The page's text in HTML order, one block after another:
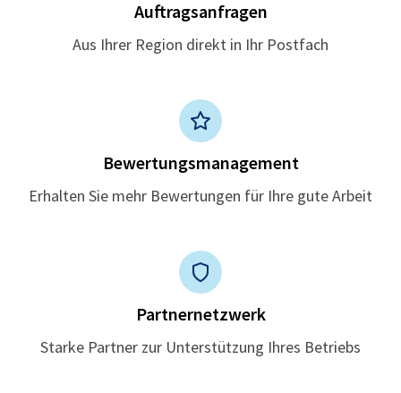
Auftragsanfragen
Aus Ihrer Region direkt in Ihr Postfach
Bewertungsmanagement
Erhalten Sie mehr Bewertungen für Ihre gute Arbeit
Partnernetzwerk
Starke Partner zur Unterstützung Ihres Betriebs